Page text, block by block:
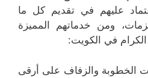
عليهم في تقديم كل ما
ومن خدماتهم المميزة
الكرام في الكويت:
الخطوبة والزفاف على أرقى